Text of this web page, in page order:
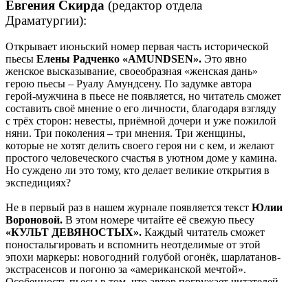
Евгения Скирда (редактор отдела
Драматургии):
Открывает июньский номер первая часть исторической
пьесы Елены Радченко «AMUNDSEN». Это явно
женское высказывание, своеобразная «женская дань»
герою пьесы – Руалу Амундсену. По задумке автора
герой-мужчина в пьесе не появляется, но читатель сможет
составить своё мнение о его личности, благодаря взгляду
с трёх сторон: невесты, приёмной дочери и уже пожилой
няни. Три поколения – три мнения. Три женщины,
которые не хотят делить своего героя ни с кем, и желают
простого человеческого счастья в уютном доме у камина.
Но суждено ли это тому, кто делает великие открытия в
экспедициях?
Не в первый раз в нашем журнале появляется текст Юлии
Вороновой. В этом номере читайте её свежую пьесу
«КУЛЬТ ДЕВЯНОСТЫХ». Каждый читатель сможет
поностальгировать и вспомнить неотделимые от этой
эпохи маркеры: новогодний голубой огонёк, шарлатанов-
экстрасенсов и погоню за «американской мечтой».